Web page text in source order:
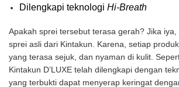
Dilengkapi teknologiHi-Breath
Apakah sprei tersebut terasa gerah? Jika
sprei asli dari Kintakun. Karena, setiap
yang terasa sejuk, dan nyaman di kulit.
Kintakun D’LUXE telah dilengkapi dengan
yang terbukti dapat menyerap keringat